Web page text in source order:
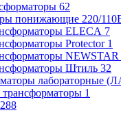
62
понижающие 220/
ELECA 7
Protector 1
NEWSTAR
Штиль 32
лабораторные
1
288